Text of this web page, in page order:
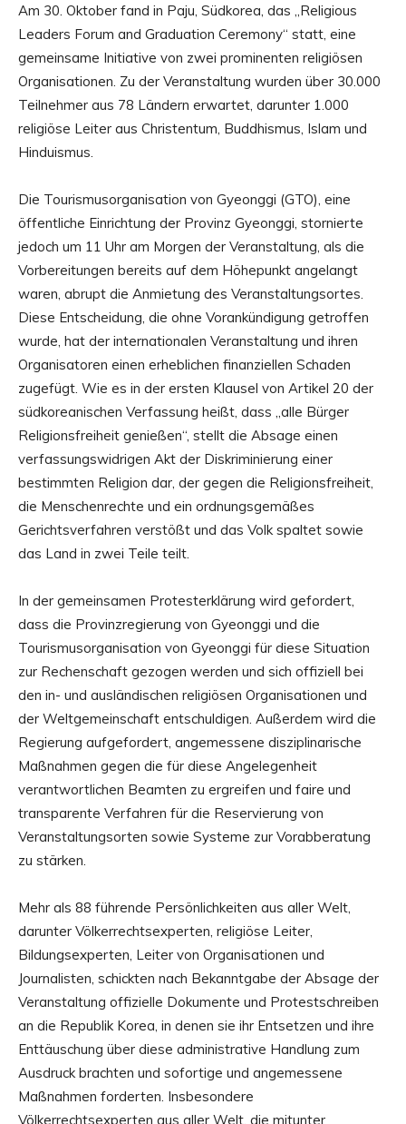
Am 30. Oktober fand in Paju, Südkorea, das „Religious
Leaders Forum and Graduation Ceremony“ statt, eine
gemeinsame Initiative von zwei prominenten religiösen
Organisationen. Zu der Veranstaltung wurden über 30.000
Teilnehmer aus 78 Ländern erwartet, darunter 1.000
religiöse Leiter aus Christentum, Buddhismus, Islam und
Hinduismus.
Die Tourismusorganisation von Gyeonggi (GTO), eine
öffentliche Einrichtung der Provinz Gyeonggi, stornierte
jedoch um 11 Uhr am Morgen der Veranstaltung, als die
Vorbereitungen bereits auf dem Höhepunkt angelangt
waren, abrupt die Anmietung des Veranstaltungsortes.
Diese Entscheidung, die ohne Vorankündigung getroffen
wurde, hat der internationalen Veranstaltung und ihren
Organisatoren einen erheblichen finanziellen Schaden
zugefügt. Wie es in der ersten Klausel von Artikel 20 der
südkoreanischen Verfassung heißt, dass „alle Bürger
Religionsfreiheit genießen“, stellt die Absage einen
verfassungswidrigen Akt der Diskriminierung einer
bestimmten Religion dar, der gegen die Religionsfreiheit,
die Menschenrechte und ein ordnungsgemäßes
Gerichtsverfahren verstößt und das Volk spaltet sowie
das Land in zwei Teile teilt.
In der gemeinsamen Protesterklärung wird gefordert,
dass die Provinzregierung von Gyeonggi und die
Tourismusorganisation von Gyeonggi für diese Situation
zur Rechenschaft gezogen werden und sich offiziell bei
den in- und ausländischen religiösen Organisationen und
der Weltgemeinschaft entschuldigen. Außerdem wird die
Regierung aufgefordert, angemessene disziplinarische
Maßnahmen gegen die für diese Angelegenheit
verantwortlichen Beamten zu ergreifen und faire und
transparente Verfahren für die Reservierung von
Veranstaltungsorten sowie Systeme zur Vorabberatung
zu stärken.
Mehr als 88 führende Persönlichkeiten aus aller Welt,
darunter Völkerrechtsexperten, religiöse Leiter,
Bildungsexperten, Leiter von Organisationen und
Journalisten, schickten nach Bekanntgabe der Absage der
Veranstaltung offizielle Dokumente und Protestschreiben
an die Republik Korea, in denen sie ihr Entsetzen und ihre
Enttäuschung über diese administrative Handlung zum
Ausdruck brachten und sofortige und angemessene
Maßnahmen forderten. Insbesondere
Völkerrechtsexperten aus aller Welt, die mitunter